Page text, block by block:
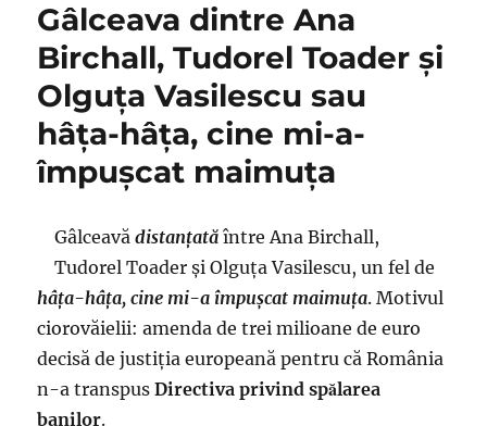
la
Toader
cine
a
finanţat
40
de
euro
denigrarea
Kovesi,
poate
ne
Gâlceava dintre Ana
Birchall, Tudorel Toader şi
Olguţa Vasilescu sau
hâţa-hâţa, cine mi-a-
împuşcat maimuţa
Gâlceavădistanţată între Ana Birchall,
Tudorel Toader şi Olguţa Vasilescu, un fel de
hâţa-hâţa, cine mi-a împuşcat maimuţa. Motivul
ciorovăielii: amenda de trei milioane de euro
decisă de justiția europeană pentru că România
n-a transpusDirectiva privind spălarea
banilor.